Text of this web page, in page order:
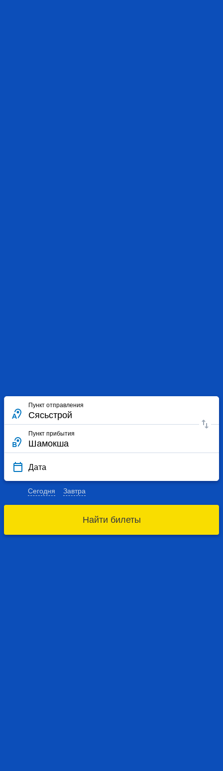
Пункт отправления
Пункт прибытия
Дата
Сегодня Завтра
Найти билеты